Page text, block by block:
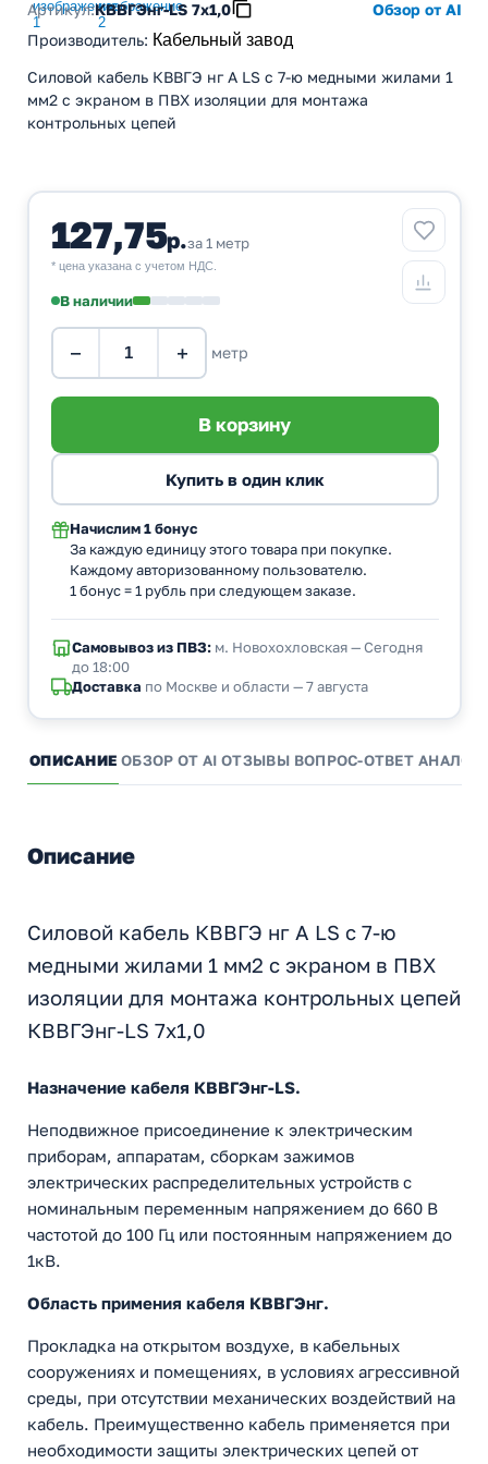
Артикул:КВВГЭнг-LS 7х1,0
Обзор от AI
Производитель: Кабельный завод
Силовой кабель КВВГЭ нг А LS с 7-ю медными жилами 1
мм2 с экраном в ПВХ изоляции для монтажа
контрольных цепей
127,75р.за 1 метр
* цена указана с учетом НДС.
В наличии
− + метр
Начислим 1 бонус
За каждую единицу этого товара при покупке.
Каждому авторизованному пользователю.
1 бонус = 1 рубль при следующем заказе.
Самовывоз из ПВЗ:м. Новохохловская — Сегодня
до 18:00
Доставка по Москве и области — 7 августа
ОПИСАНИЕ ОБЗОР ОТ AI ОТЗЫВЫ ВОПРОС-ОТВЕТ
Описание
Силовой кабель КВВГЭ нг А LS с 7-ю
медными жилами 1 мм2 с экраном в ПВХ
изоляции для монтажа контрольных цепей
КВВГЭнг-LS 7х1,0
Назначение кабеля КВВГЭнг-LS.
Неподвижное присоединение к электрическим
приборам, аппаратам, сборкам зажимов
электрических распределительных устройств с
номинальным переменным напряжением до 660 В
частотой до 100 Гц или постоянным напряжением до
1кВ.
Область примения кабеля КВВГЭнг.
Прокладка на открытом воздухе, в кабельных
сооружениях и помещениях, в условиях агрессивной
среды, при отсутствии механических воздействий на
кабель. Преимущественно кабель применяется при
необходимости защиты электрических цепей от